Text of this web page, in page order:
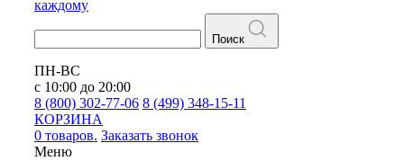
каждому
Поиск
ПН-ВС
с 10:00 до 20:00
8 (800) 302-77-06 8 (499) 348-15-11
КОРЗИНА
0 товаров. Заказать звонок
Меню